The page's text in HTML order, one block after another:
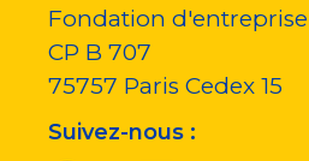
Fondation d'entreprise
CP B 707
75757 Paris Cedex 15
Suivez-nous :